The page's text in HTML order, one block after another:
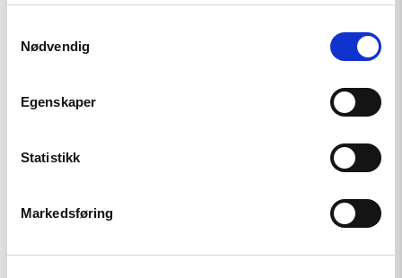
Nødvendig
Egenskaper
Statistikk
Markedsføring
Den indre fienden